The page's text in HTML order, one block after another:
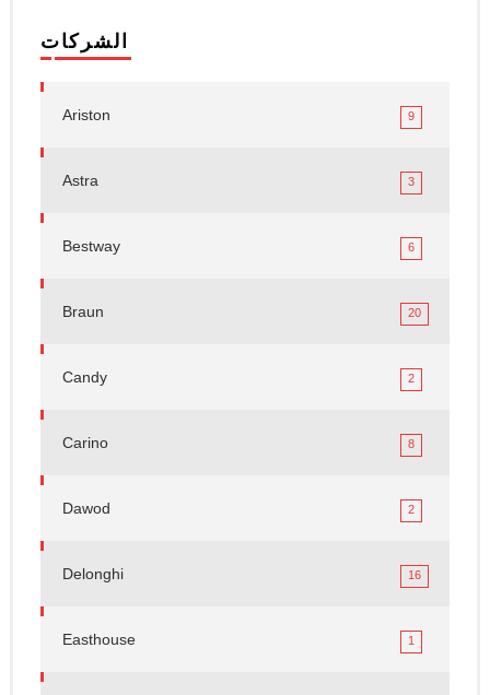
الشركات
Ariston 9
Astra 3
Bestway 6
Braun 20
Candy 2
Carino 8
Dawod 2
Delonghi 16
Easthouse 1